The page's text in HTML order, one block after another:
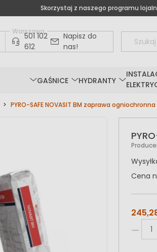
Skorzystaj z naszego programu
Warszawa
501 102
612
Napisz do
nas!
GAŚNICE HYDRANTY
PYRO-SAFE NOVASIT BM zaprawa
Cena